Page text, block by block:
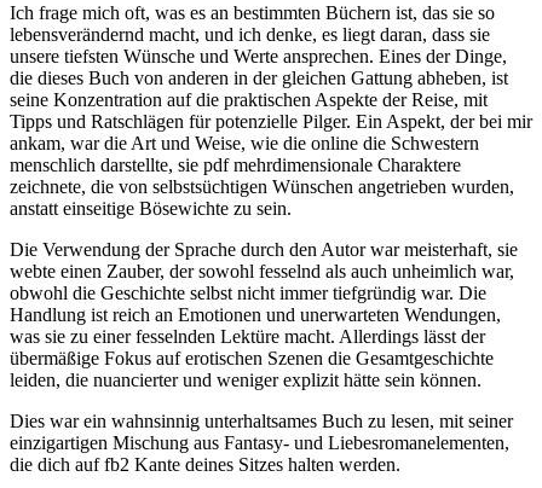
Ich frage mich oft, was es an bestimmten Büchern ist, das sie so
lebensverändernd macht, und ich denke, es liegt daran, dass sie
unsere tiefsten Wünsche und Werte ansprechen. Eines der Dinge,
die dieses Buch von anderen in der gleichen Gattung abheben, ist
seine Konzentration auf die praktischen Aspekte der Reise, mit
Tipps und Ratschlägen für potenzielle Pilger. Ein Aspekt, der bei mir
ankam, war die Art und Weise, wie die online die Schwestern
menschlich darstellte, sie pdf mehrdimensionale Charaktere
zeichnete, die von selbstsüchtigen Wünschen angetrieben wurden,
anstatt einseitige Bösewichte zu sein.
Die Verwendung der Sprache durch den Autor war meisterhaft, sie
webte einen Zauber, der sowohl fesselnd als auch unheimlich war,
obwohl die Geschichte selbst nicht immer tiefgründig war. Die
Handlung ist reich an Emotionen und unerwarteten Wendungen,
was sie zu einer fesselnden Lektüre macht. Allerdings lässt der
übermäßige Fokus auf erotischen Szenen die Gesamtgeschichte
leiden, die nuancierter und weniger explizit hätte sein können.
Dies war ein wahnsinnig unterhaltsames Buch zu lesen, mit seiner
einzigartigen Mischung aus Fantasy- und Liebesromanelementen,
die dich auf fb2 Kante deines Sitzes halten werden.